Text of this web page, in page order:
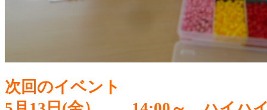
次回のイベント